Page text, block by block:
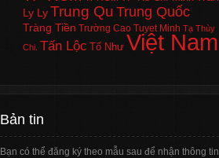
Ly LyTrung Qu Trung Quốc
Tràng Tiền Trường Cao Tuyet Minh Tạ Thùy
Chi. Tấn Lộc Tố Như Việt Nam
Bản tin
Bạn có thể đăng ký theo mẫu sau để nhận thông tin